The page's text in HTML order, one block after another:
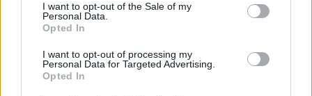
I want to opt-out of the Sale of my
Personal Data.
Opted In
I want to opt-out of processing my
Personal Data for Targeted Advertising.
Opted In